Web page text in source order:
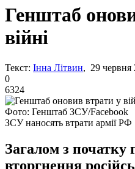
Генштаб
війні
Текст: Інна Літвин, 29 червня
0
6324
Фото: Генштаб ЗСУ/Facebook
ЗСУ наносять втрати армії РФ
Загалом з початку
вторгнення